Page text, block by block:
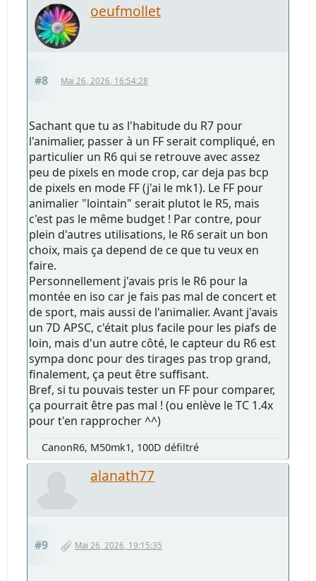
oeufmollet
#8 Mai 26, 2026, 16:54:28
Sachant que tu as l'habitude du R7 pour
l'animalier, passer à un FF serait compliqué, en
particulier un R6 qui se retrouve avec assez
peu de pixels en mode crop, car deja pas bcp
de pixels en mode FF (j'ai le mk1). Le FF pour
animalier "lointain" serait plutot le R5, mais
c'est pas le même budget ! Par contre, pour
plein d'autres utilisations, le R6 serait un bon
choix, mais ça depend de ce que tu veux en
faire.
Personnellement j'avais pris le R6 pour la
montée en iso car je fais pas mal de concert et
de sport, mais aussi de l'animalier. Avant j'avais
un 7D APSC, c'était plus facile pour les piafs de
loin, mais d'un autre côté, le capteur du R6 est
sympa donc pour des tirages pas trop grand,
finalement, ça peut être suffisant.
Bref, si tu pouvais tester un FF pour comparer,
ça pourrait être pas mal ! (ou enlève le TC 1.4x
pour t'en rapprocher ^^)
CanonR6, M50mk1, 100D défiltré
alanath77
#9 Mai 26, 2026, 19:15:35